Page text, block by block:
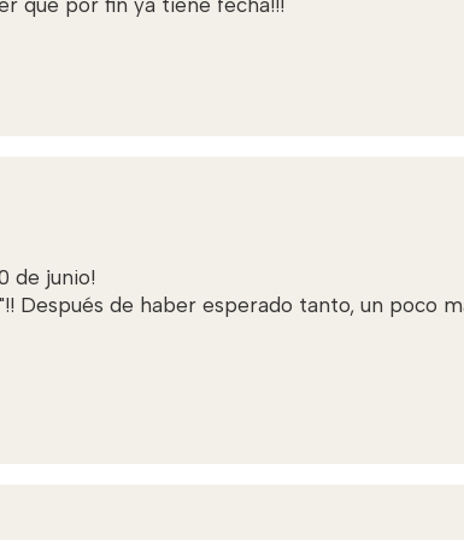
que por fin ya tiene fecha!!!
de junio!
Después de haber esperado tanto, un poco